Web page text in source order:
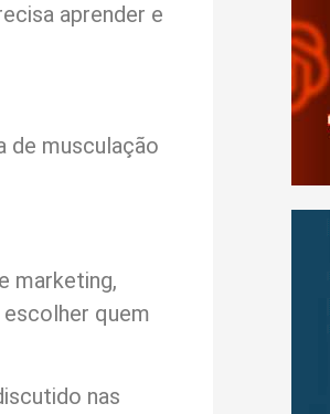
aprender e
de musculação
marketing,
quem
nas